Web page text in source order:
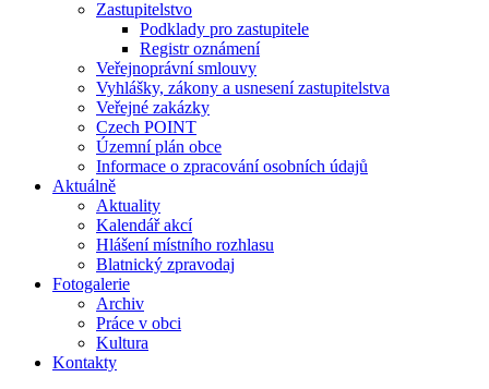
Zastupitelstvo
Podklady pro zastupitele
Registr oznámení
Veřejnoprávní smlouvy
Vyhlášky, zákony a usnesení zastupitelstva
Veřejné zakázky
Czech POINT
Územní plán obce
Informace o zpracování osobních údajů
Aktuálně
Aktuality
Kalendář akcí
Hlášení místního rozhlasu
Blatnický zpravodaj
Fotogalerie
Archiv
Práce v obci
Kultura
Kontakty